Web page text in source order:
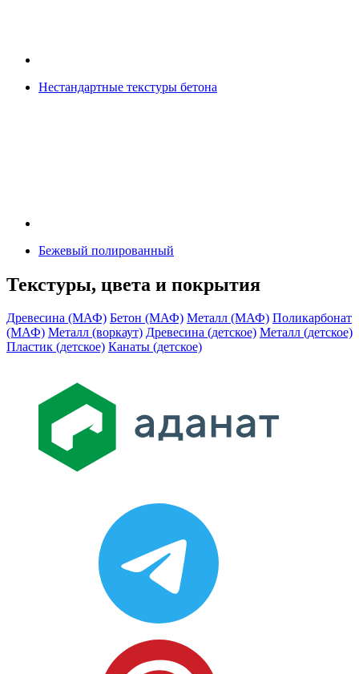
Нестандартные текстуры бетона
Бежевый полированный
Текстуры, цвета и покрытия
Древесина (МАФ) Бетон (МАФ) Металл (МАФ) Поликарбонат
(МАФ) Металл (воркаут) Древесина (детское) Металл (детское)
Пластик (детское) Канаты (детское)